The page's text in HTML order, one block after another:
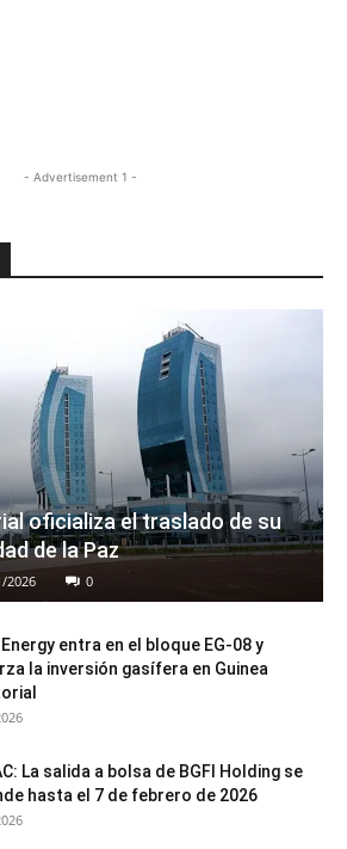
- Advertisement 1 -
oficializa el traslado de su
de la Paz
2026 0
Energy entra en el bloque EG-08 y
la inversión gasífera en Guinea
La salida a bolsa de BGFI Holding se
hasta el 7 de febrero de 2026